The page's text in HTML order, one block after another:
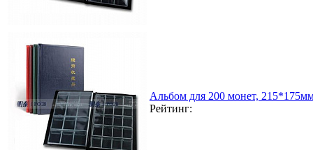
Альбом для 200 монет,
Рейтинг: